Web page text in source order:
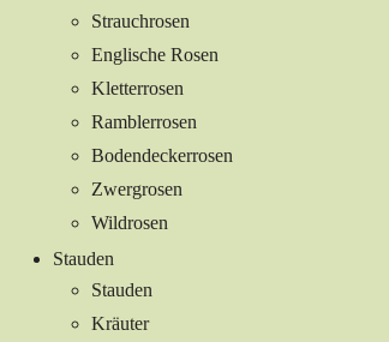
Strauchrosen
Englische Rosen
Kletterrosen
Ramblerrosen
Bodendeckerrosen
Zwergrosen
Wildrosen
Stauden
Stauden
Kräuter